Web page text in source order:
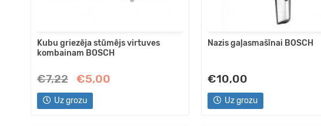
Kubu griezēja stūmējs virtuves
kombainam BOSCH
€7,22 €5,00
Uz grozu
Nazis gaļasmašīnai BOSCH
€10,00
Uz grozu